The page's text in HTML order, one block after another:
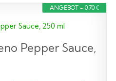
ANGEBOT - 0,70 €
Pepper Sauce,